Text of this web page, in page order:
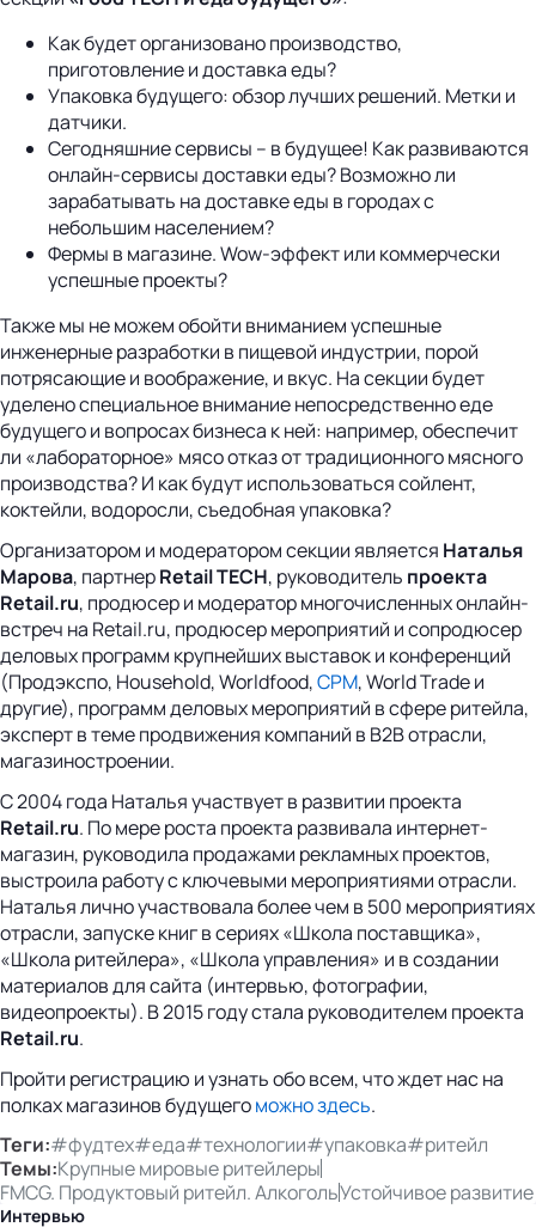
Как будет организовано производство,
приготовление и доставка еды?
Упаковка будущего: обзор лучших решений. Метки и
датчики.
Сегодняшние сервисы – в будущее! Как развиваются
онлайн-сервисы доставки еды? Возможно ли
зарабатывать на доставке еды в городах с
небольшим населением?
Фермы в магазине. Wow-эффект или коммерчески
успешные проекты?
Также мы не можем обойти вниманием успешные
инженерные разработки в пищевой индустрии, порой
потрясающие и воображение, и вкус. На секции будет
уделено специальное внимание непосредственно еде
будущего и вопросах бизнеса к ней: например, обеспечит
ли «лабораторное» мясо отказ от традиционного мясного
производства? И как будут использоваться сойлент,
коктейли, водоросли, съедобная упаковка?
Организатором и модератором секции является Наталья
Марова, партнерRetail TECH, руководитель проекта
Retail.ru, продюсер и модератор многочисленных онлайн-
встреч на Retail.ru, продюсер мероприятий и сопродюсер
деловых программ крупнейших выставок и конференций
(Продэкспо, Household, Worldfood,CPM, World Trade и
другие), программ деловых мероприятий в сфере ритейла,
эксперт в теме продвижения компаний в B2B отрасли,
магазиностроении.
С 2004 года Наталья участвует в развитии проекта
Retail.ru. По мере роста проекта развивала интернет-
магазин, руководила продажами рекламных проектов,
выстроила работу с ключевыми мероприятиями отрасли.
Наталья лично участвовала более чем в 500 мероприятиях
отрасли, запуске книг в сериях «Школа поставщика»,
«Школа ритейлера», «Школа управления» и в создании
материалов для сайта (интервью, фотографии,
видеопроекты). В 2015 году стала руководителем проекта
Retail.ru.
Пройти регистрацию и узнать обо всем, что ждет нас на
полках магазинов будущегоможно здесь.
Теги:#фудтех#еда#технологии#упаковка#ритейл
Темы:Крупные мировые ритейлеры
FMCG. Продуктовый ритейл. АлкогольУстойчивое развитие
Интервью